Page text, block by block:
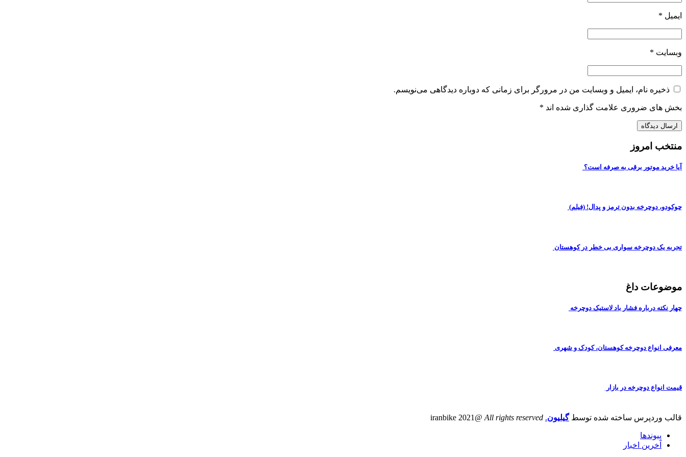
ایمیل *
وبسایت *
ذخیره نام، ایمیل و وبسایت من در مرورگر برای زمانی که دوباره دیدگاهی می‌نویسم.
بخش های ضروری علامت گذاری شده اند *
منتخب امروز
آیا خرید موتور برقی به صرفه است؟
چوکودو، دوچرخه بدون ترمز و پدال! (فیلم)
تجربه یک دوچرخه سواری بی خطر در کوهستان
موضوعات داغ
چهار نکته درباره فشار باد لاستیک دوچرخه
معرفی انواع دوچرخه کوهستان، کودک و شهری
قیمت انواع دوچرخه در بازار
قالب وردپرس ساخته شده توسطگیلیون.
All rights reserved
@iranbike 2021
پیوندها
آخرین اخبار